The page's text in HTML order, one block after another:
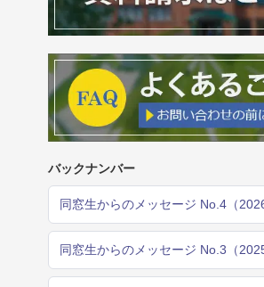
バックナンバー
同窓生からのメッセージ No.4（
同窓生からのメッセージ No.3（